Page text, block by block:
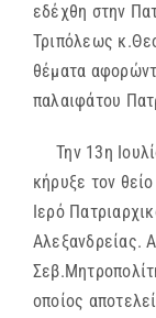
ΣΥΝΔΕΣΕΙΣ
εδέχθη στην
Τριπόλεως
θέματα
παλαιφάτου
Την 13η
κήρυξε τον
Ιερό
Αλεξανδρείας.
οποίος